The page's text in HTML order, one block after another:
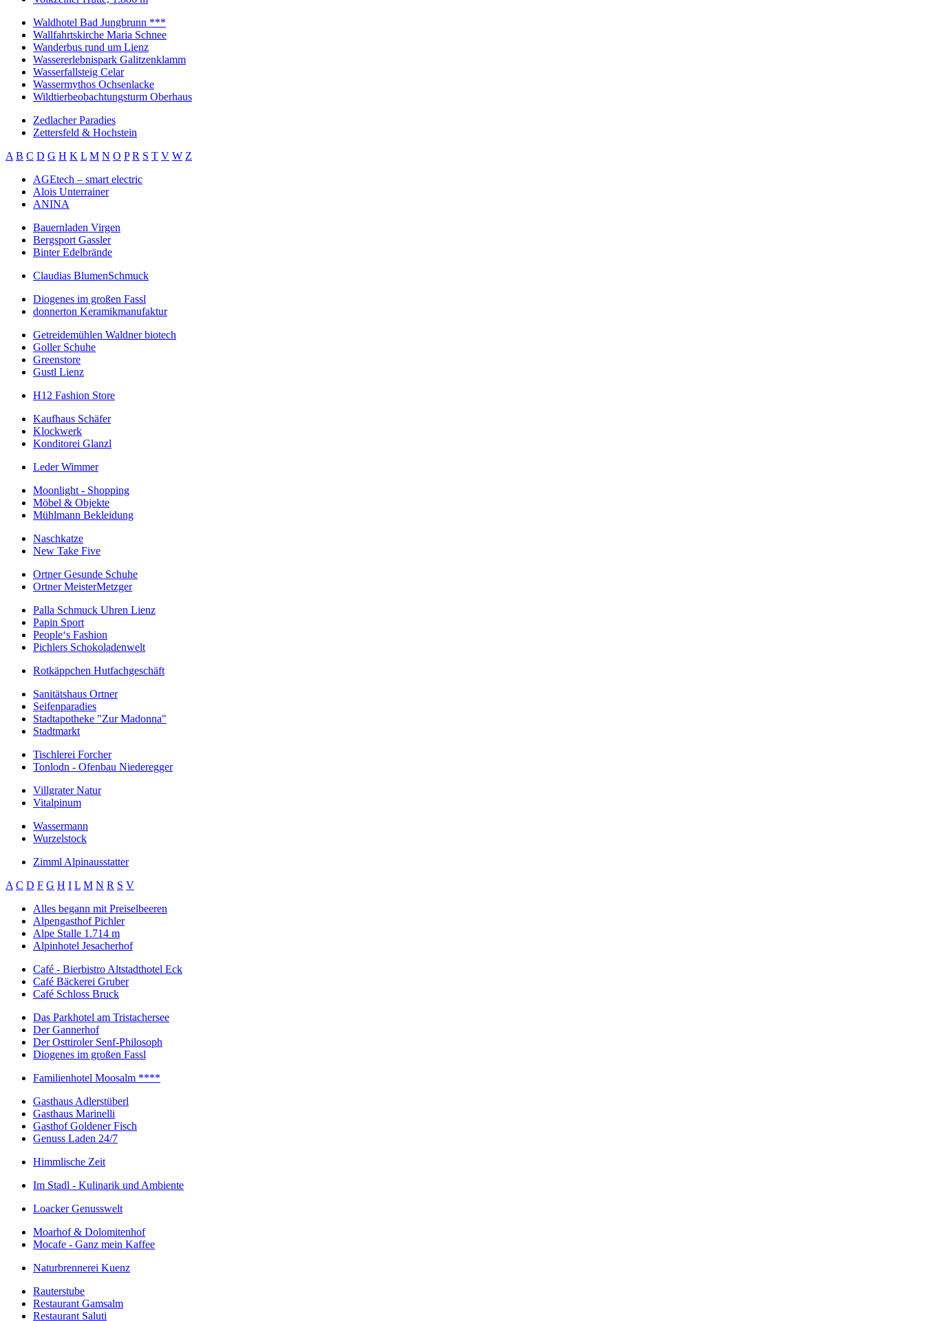
Waldhotel Bad Jungbrunn ***
Wallfahrtskirche Maria Schnee
Wanderbus rund um Lienz
Wassererlebnispark Galitzenklamm
Wasserfallsteig Celar
Wassermythos Ochsenlacke
Wildtierbeobachtungsturm Oberhaus
Zedlacher Paradies
Zettersfeld & Hochstein
A B C D G H K L M N O P R S T V W Z
AGEtech – smart electric
Alois Unterrainer
ANINA
Bauernladen Virgen
Bergsport Gassler
Binter Edelbrände
Claudias BlumenSchmuck
Diogenes im großen Fassl
donnerton Keramikmanufaktur
Getreidemühlen Waldner biotech
Goller Schuhe
Greenstore
Gustl Lienz
H12 Fashion Store
Kaufhaus Schäfer
Klockwerk
Konditorei Glanzl
Leder Wimmer
Moonlight - Shopping
Möbel & Objekte
Mühlmann Bekleidung
Naschkatze
New Take Five
Ortner Gesunde Schuhe
Ortner MeisterMetzger
Palla Schmuck Uhren Lienz
Papin Sport
People‘s Fashion
Pichlers Schokoladenwelt
Rotkäppchen Hutfachgeschäft
Sanitätshaus Ortner
Seifenparadies
Stadtapotheke "Zur Madonna"
Stadtmarkt
Tischlerei Forcher
Tonlodn - Ofenbau Niederegger
Villgrater Natur
Vitalpinum
Wassermann
Wurzelstock
Zimml Alpinausstatter
A C D F G H I L M N R S V
Alles begann mit Preiselbeeren
Alpengasthof Pichler
Alpe Stalle 1.714 m
Alpinhotel Jesacherhof
Café - Bierbistro Altstadthotel Eck
Café Bäckerei Gruber
Café Schloss Bruck
Das Parkhotel am Tristachersee
Der Gannerhof
Der Osttiroler Senf-Philosoph
Diogenes im großen Fassl
Familienhotel Moosalm ****
Gasthaus Adlerstüberl
Gasthaus Marinelli
Gasthof Goldener Fisch
Genuss Laden 24/7
Himmlische Zeit
Im Stadl - Kulinarik und Ambiente
Loacker Genusswelt
Moarhof & Dolomitenhof
Mocafe - Ganz mein Kaffee
Naturbrennerei Kuenz
Rauterstube
Restaurant Gamsalm
Restaurant Saluti